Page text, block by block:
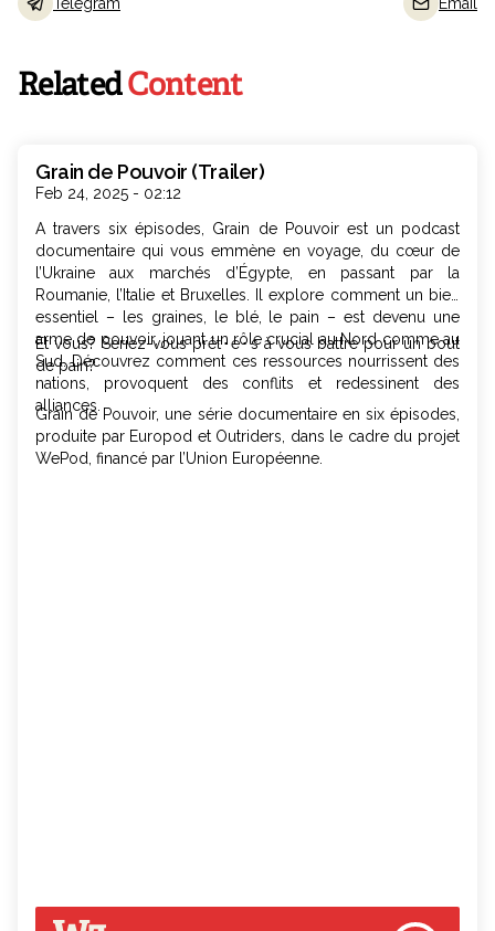
RelatedContent
Grain de Pouvoir (Trailer)
Feb 24, 2025 - 02:12
A travers six épisodes, Grain de Pouvoir est un podcast
documentaire qui vous emmène en voyage, du cœur de
l’Ukraine aux marchés d’Égypte, en passant par la
Roumanie, l’Italie et Bruxelles. Il explore comment un bien
essentiel – les graines, le blé, le pain – est devenu une
arme de pouvoir, jouant un rôle crucial au Nord comme au
Sud. Découvrez comment ces ressources nourrissent des
nations, provoquent des conflits et redessinent des
alliances.
Et vous? Seriez-vous prêt･e･s à vous battre pour un bout
de pain?
Grain de Pouvoir, une série documentaire en six épisodes,
produite par Europod et Outriders, dans le cadre du projet
WePod, financé par l’Union Européenne.